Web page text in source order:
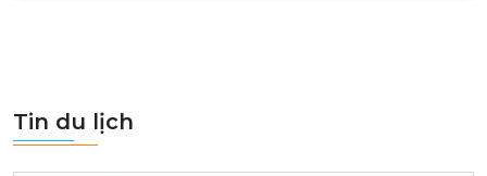
Tin du lịch